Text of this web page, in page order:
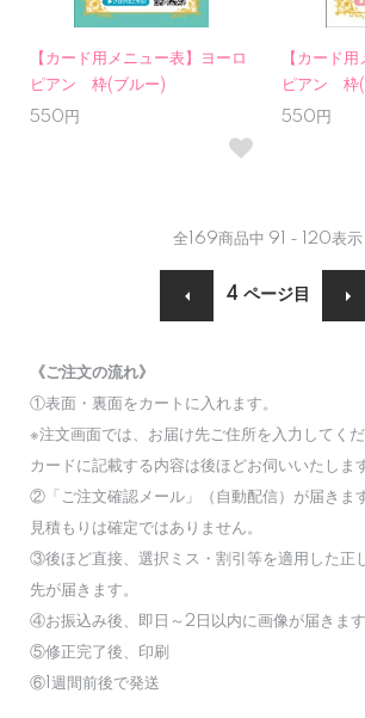
【カード用メニュー表】ヨーロ
ピアン 枠(ブルー)
550円
【カード
ピアン 枠(
550円
全 169商品中 91 - 120表示
4 ページ目
《ご注文の流れ》
①表面・裏面をカートに入れます。
※注文画面では、お届け先ご住所を入力してくだ
カードに記載する内容は後ほどお伺いいたしま
②「ご注文確認メール」（自動配信）が届きま
見積もりは確定ではありません。
③後ほど直接、選択ミス・割引等を適用した正
先が届きます。
④お振込み後、即日～2日以内に画像が届きます
⑤修正完了後、印刷
⑥1週間前後で発送